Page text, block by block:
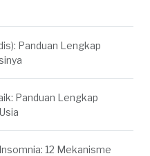
Panduan Lengkap
Panduan Lengkap
12 Mekanisme